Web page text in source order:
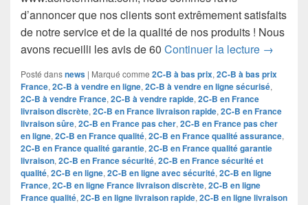
d’annoncer que nos clients sont extrêmement satisfaits
de notre service et de la qualité de nos produits ! Nous
avons recueilli les avis de 60 Continuer la lecture →
Posté dansnews | Marqué comme 2C-B à bas prix, 2C-B à bas prix
France, 2C-B à vendre en ligne, 2C-B à vendre en ligne sécurisé,
2C-B à vendre France, 2C-B à vendre rapide, 2C-B en France
livraison discrète, 2C-B en France livraison rapide, 2C-B en France
livraison sûre, 2C-B en France pas cher, 2C-B en France pas cher
en ligne, 2C-B en France qualité, 2C-B en France qualité assurance,
2C-B en France qualité garantie, 2C-B en France qualité garantie
livraison, 2C-B en France sécurité, 2C-B en France sécurité et
qualité, 2C-B en ligne, 2C-B en ligne avec sécurité, 2C-B en ligne
France, 2C-B en ligne France livraison discrète, 2C-B en ligne
France qualité, 2C-B en ligne livraison rapide, 2C-B en ligne livraison